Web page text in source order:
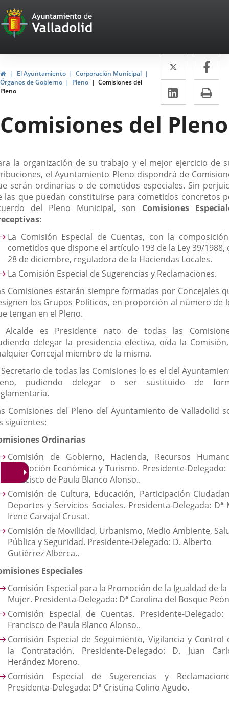
Portal
Web
del
Ayuntamiento
de
Valladolid
InicioEl Ayuntamiento
Corporación Municipal
Órganos de Gobierno
Pleno
Comisiones del
Pleno
Twitter
Enlace
a
una
externa.
a
LinkedIn
Enlace
a
una
externa.
Comisiones del Pleno
la organización de su trabajo y el mejor ejercicio de
el Ayuntamiento Pleno dispondrá de
serán ordinarias o de cometidos especiales. Sin
las que puedan constituirse para cometidos concretos
del Pleno Municipal, son Comisiones
:
La Comisión Especial de Cuentas, con la
cometidos que dispone el artículo 193 de la Ley 39/1988,
28 de diciembre, reguladora de la Haciendas Locales.
La Comisión Especial de Sugerencias y Reclamaciones.
Comisiones estarán siempre formadas por Concejales
los Grupos Políticos, en proporción al número de
tengan en el Pleno.
Alcalde es Presidente nato de todas las
delegar la presidencia efectiva, oída la
Concejal miembro de la misma.
Secretario de todas las Comisiones lo es el del
pudiendo delegar o ser sustituido de
Comisiones del Pleno del Ayuntamiento de Valladolid
siguientes:
Ordinarias
Comisión de Gobierno, Hacienda, Recursos
Promoción Económica y Turismo. Presidente-Delegado:
Francisco de Paula Blanco Alonso..
Comisión de Cultura, Educación, Participación
Deportes y Servicios Sociales. Presidenta-Delegada: Dª
Irene Carvajal Crusat.
Comisión de Movilidad, Urbanismo, Medio Ambiente,
Pública y Seguridad. Presidente-Delegado: D. Alberto
Gutiérrez Alberca..
Especiales
Comisión Especial para la Promoción de la Igualdad de la
Mujer. Presidenta-Delegada: Dª Carolina del Bosque
Comisión Especial de Cuentas. Presidente-Delegado:
Francisco de Paula Blanco Alonso..
Comisión Especial de Seguimiento, Vigilancia y Control
la Contratación. Presidente-Delegado: D. Juan
Herández Moreno.
Comisión Especial de Sugerencias y
Presidenta-Delegada: Dª Cristina Colino Agudo.